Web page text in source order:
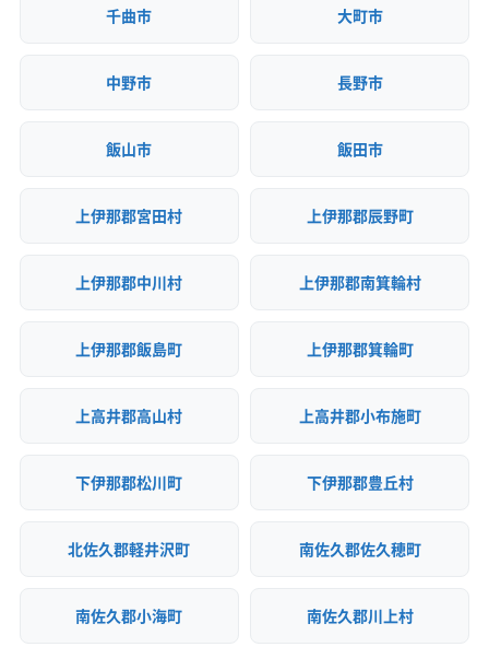
長野県上伊那郡中川村での解体工
災害という歴史から生まれた、地域
とが大切です。その上で、天竜川沿
や、集落内の狭い道路といった現場
です。
千曲市 大町市
中野市 長野市
飯山市 飯田市
上伊那郡宮田村 上伊那郡辰野町
上伊那郡中川村 上伊那郡南箕輪村
上伊那郡飯島町 上伊那郡箕輪町
上高井郡高山村 上高井郡小布施町
下伊那郡松川町 下伊那郡豊丘村
北佐久郡軽井沢町 南佐久郡佐久穂町
南佐久郡小海町 南佐久郡川上村